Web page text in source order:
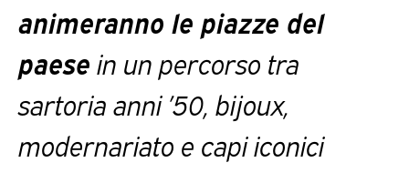
animeranno le piazze del
paesein un percorso tra
sartoria anni ’50, bijoux,
modernariato e capi iconici